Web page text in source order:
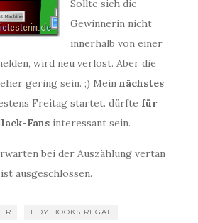
Sollte sich die
Gewinnerin nicht
innerhalb von einer
wird neu verlost. Aber die
gering sein. ;) Mein nächstes
Freitag startet. dürfte für
Fans interessant sein.
bei der Auszählung vertan
ausgeschlossen.
TIDY BOOKS REGAL